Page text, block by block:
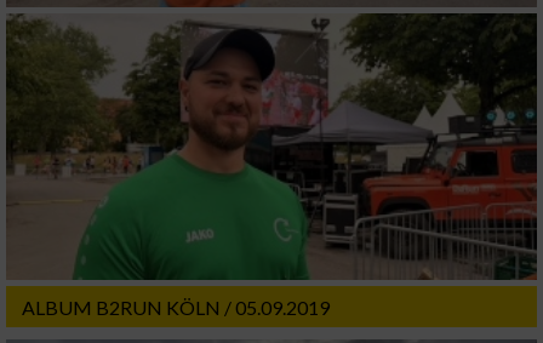
ALBUM B2RUN KÖLN / 05.09.2019
oder Kombinationen von Daten aus
verschiedenen Quellen
Entwicklung und Verbesserung der Angebote
Verwendung reduzierter Daten zur Auswahl
von Inhalten
Verwendung genauer Standortdaten
Geräte anhand von aktiv angeforderten